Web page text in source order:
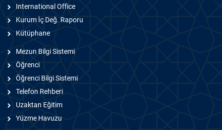
International Office
Kurum İç Değ. Raporu
Kütüphane
Mezun Bilgi Sistemi
Öğrenci
Öğrenci Bilgi Sistemi
Telefon Rehberi
Uzaktan Eğitim
Yüzme Havuzu